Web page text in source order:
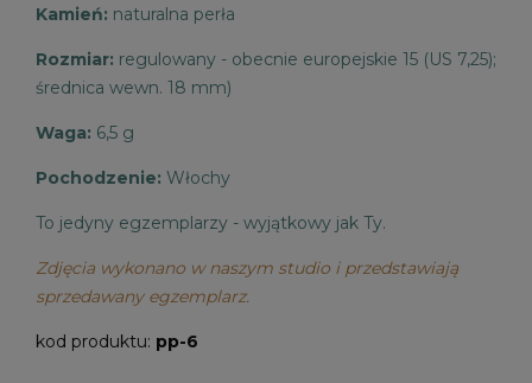
Kamień: naturalna perła
Rozmiar: regulowany - obecnie europejskie 15 (US 7,25);
średnica wewn. 18 mm)
Waga: 6,5 g
Pochodzenie: Włochy
To jedyny egzemplarzy - wyjątkowy jak Ty.
Zdjęcia wykonano w naszym studio i przedstawiają
sprzedawany egzemplarz.
kod produktu: pp-6